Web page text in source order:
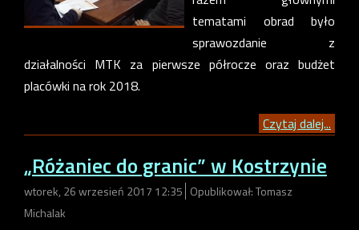
tematami obrad było
sprawozdanie z
działalności MTK za pierwsze półrocze oraz budżet
placówki na rok 2018.
Czytaj dalej...
„Różaniec do granic” w Kostrzynie
wtorek, 26 wrzesień 2017 12:35 Opublikował: Tomasz
Michalak